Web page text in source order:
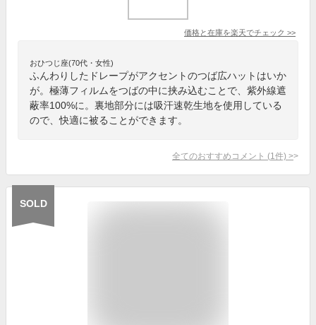
価格と在庫を楽天でチェック >>
おひつじ座(70代・女性)
ふんわりしたドレープがアクセントのつば広ハットはいか
が。極薄フィルムをつばの中に挟み込むことで、紫外線遮
蔽率100%に。裏地部分には吸汗速乾生地を使用している
ので、快適に被ることができます。
全てのおすすめコメント (1 件) >
SOLD